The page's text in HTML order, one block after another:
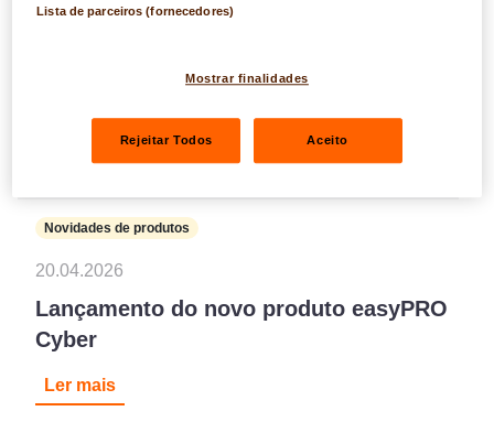
Novidades de produtos
20.04.2026
Lançamento do novo produto easyPRO
Cyber
Ler mais
Lista de parceiros (fornecedores)
Mostrar finalidades
Rejeitar Todos Aceito